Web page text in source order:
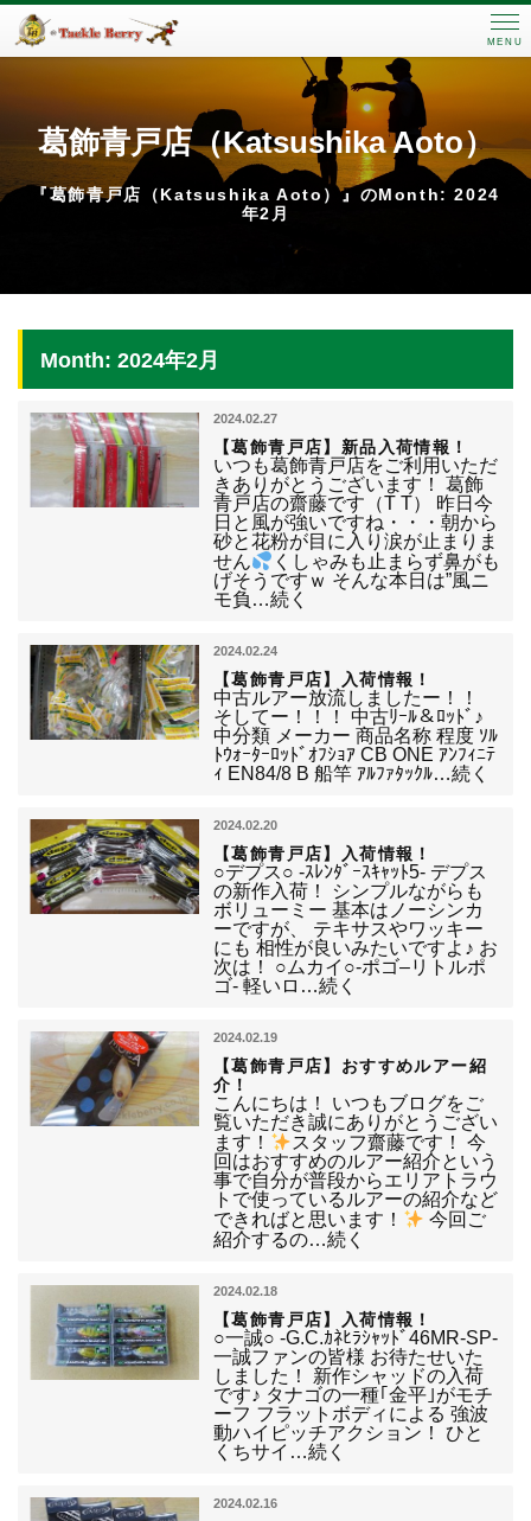
MENU
葛飾青戸店（Katsushika Aoto）
『葛飾青戸店（Katsushika Aoto）』のMonth: 2024
年2月
Month: 2024年2月
2024.02.27
【葛飾青戸店】新品入荷情報！
いつも葛飾青戸店をご利用いただ
きありがとうございます！ 葛飾
青戸店の齋藤です（T T） 昨日今
日と風が強いですね・・・朝から
砂と花粉が目に入り涙が止まりま
せん
くしゃみも止まらず鼻がも
げそうですｗ そんな本日は”風ニ
モ負…続く
2024.02.24
【葛飾青戸店】入荷情報！
中古ルアー放流しましたー！！
そしてー！！！ 中古ﾘｰﾙ＆ﾛｯﾄﾞ♪
中分類 メーカー 商品名称 程度 ｿﾙ
ﾄｳｫｰﾀｰﾛｯﾄﾞｵﾌｼｮｱ CB ONE ｱﾝﾌｨﾆﾃ
ｨ EN84/8 B 船竿 ｱﾙﾌｧﾀｯｸﾙ…続く
2024.02.20
【葛飾青戸店】入荷情報！
○デプス○ -ｽﾚﾝﾀﾞｰｽｷｬｯﾄ5- デプス
の新作入荷！ シンプルながらも
ボリューミー 基本はノーシンカ
ーですが、 テキサスやワッキー
にも 相性が良いみたいですよ♪ お
次は！ ○ムカイ○-ポゴ–リトルポ
ゴ- 軽いロ…続く
2024.02.19
【葛飾青戸店】おすすめルアー紹
介！
こんにちは！ いつもブログをご
覧いただき誠にありがとうござい
ます！
スタッフ齋藤です！ 今
回はおすすめのルアー紹介という
事で自分が普段からエリアトラウ
トで使っているルアーの紹介など
できればと思います！
今回ご
紹介するの…続く
2024.02.18
【葛飾青戸店】入荷情報！
○一誠○ -G.C.ｶﾈﾋﾗｼｬｯﾄﾞ46MR-SP-
一誠ファンの皆様 お待たせいた
しました！ 新作シャッドの入荷
です♪ タナゴの一種｢金平｣がモチ
ーフ フラットボディによる 強波
動ハイピッチアクション！ ひと
くちサイ…続く
2024.02.16